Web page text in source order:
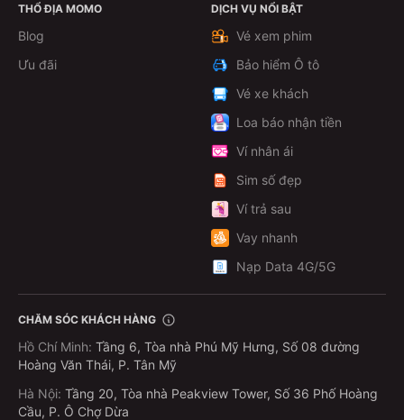
Xem chi tiết
THỔ ĐỊA MOMO
Blog
Ưu đãi
DỊCH VỤ NỔI BẬT
Vé xem phim
Bảo hiểm Ô tô
Vé xe khách
Loa báo nhận tiền
Ví nhân ái
Sim số đẹp
Ví trả sau
Vay nhanh
Nạp Data 4G/5G
CHĂM SÓC KHÁCH HÀNG
Hồ Chí Minh: Tầng 6, Tòa nhà Phú Mỹ Hưng, Số 08 đường
Hoàng Văn Thái, P. Tân Mỹ
Hà Nội: Tầng 20, Tòa nhà Peakview Tower, Số 36 Phố Hoàng
Cầu, P. Ô Chợ Dừa